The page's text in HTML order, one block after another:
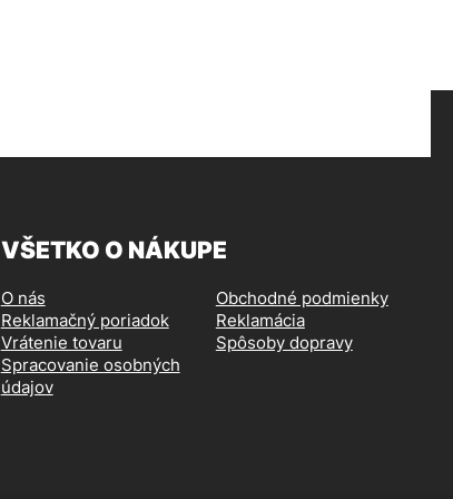
VŠETKO O NÁKUPE
O nás
Obchodné podmienky
Reklamačný poriadok
Reklamácia
Vrátenie tovaru
Spôsoby dopravy
Spracovanie osobných
údajov